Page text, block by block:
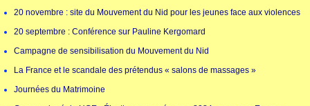
20 novembre : site du Mouvement du Nid pour les jeunes face aux violences
20 septembre : Conférence sur Pauline Kergomard
Campagne de sensibilisation du Mouvement du Nid
La France et le scandale des prétendus « salons de massages »
Journées du Matrimoine